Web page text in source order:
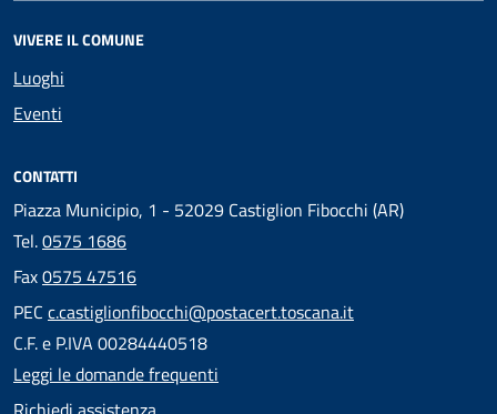
VIVERE IL COMUNE
Luoghi
Eventi
CONTATTI
Piazza Municipio, 1 - 52029 Castiglion Fibocchi (AR)
Tel.0575 1686
Fax0575 47516
PEC c.castiglionfibocchi@postacert.toscana.it
C.F. e P.IVA 00284440518
Leggi le domande frequenti